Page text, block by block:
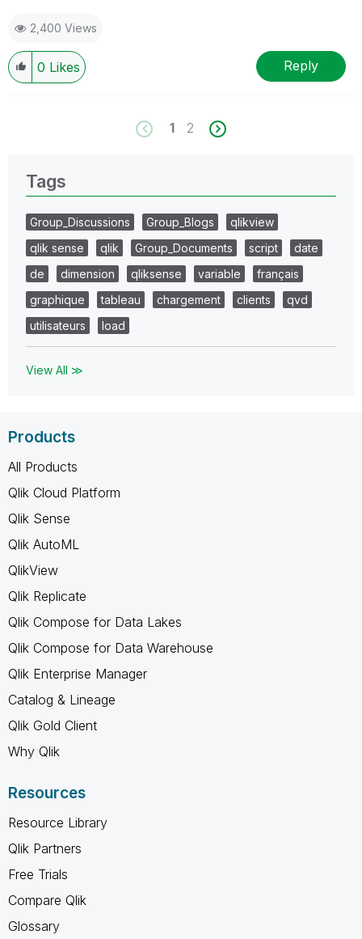
2,400 Views
0 Likes Reply
1 2
Tags
Group_Discussions Group_Blogs
qlikview
qlik sense
qlik Group_Documents script
date
de
dimension qliksense variable
français
graphique
tableau chargement clients
qvd
utilisateurs
load
View All ≫
Products
All Products
Qlik Cloud Platform
Qlik Sense
Qlik AutoML
QlikView
Qlik Replicate
Qlik Compose for Data Lakes
Qlik Compose for Data Warehouse
Qlik Enterprise Manager
Catalog & Lineage
Qlik Gold Client
Why Qlik
Resources
Resource Library
Qlik Partners
Free Trials
Compare Qlik
Glossary